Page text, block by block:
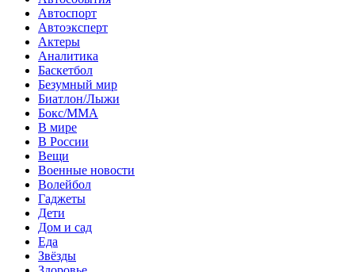
Автоспорт
Автоэксперт
Актеры
Аналитика
Баскетбол
Безумный мир
Биатлон/Лыжи
Бокс/MMA
В мире
В России
Вещи
Военные новости
Волейбол
Гаджеты
Дети
Дом и сад
Еда
Звёзды